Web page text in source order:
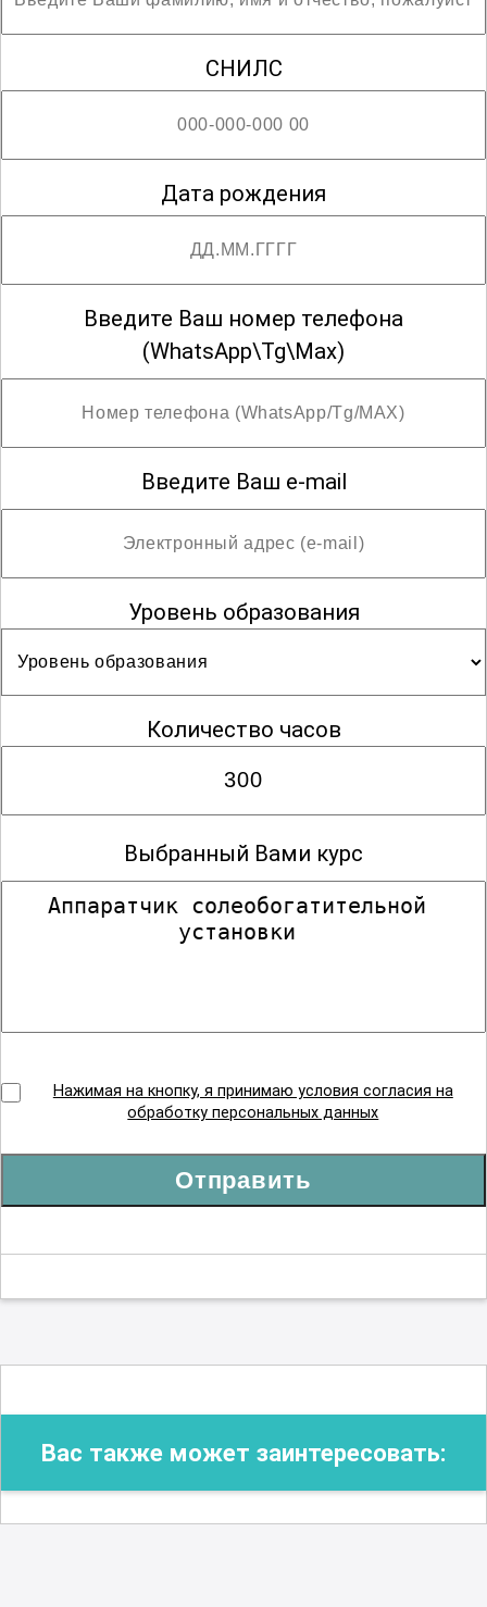
востребованные знания, которые
помогут вам успешно развиваться в
профессиональной сфере. Освоив все
необходимые аспекты, вы сможете
уверенно работать с любыми типами
солеобогатительных установок,
продукции и безопасность
производственных процессов.
; Возможны разряды с третьего по четвёртый
СНИЛС
Дата рождения
Введите Ваш номер телефона
(WhatsApp\Tg\Max)
Введите Ваш e-mail
Уровень образования
Количество часов
Выбранный Вами курс
Нажимая на кнопку, я принимаю условия согласия на
обработку персональных данных
Отправить
Вас также может заинтересовать: